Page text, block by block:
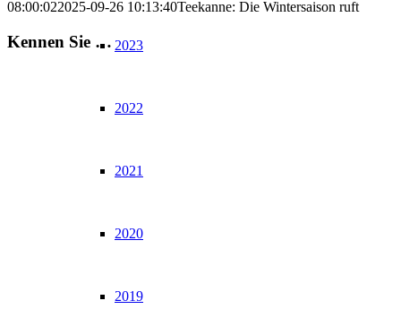
2023
2022
2021
2020
2019
08:00:022025-09-26 10:13:40Teekanne: Die Wintersaison ruft
Kennen Sie …